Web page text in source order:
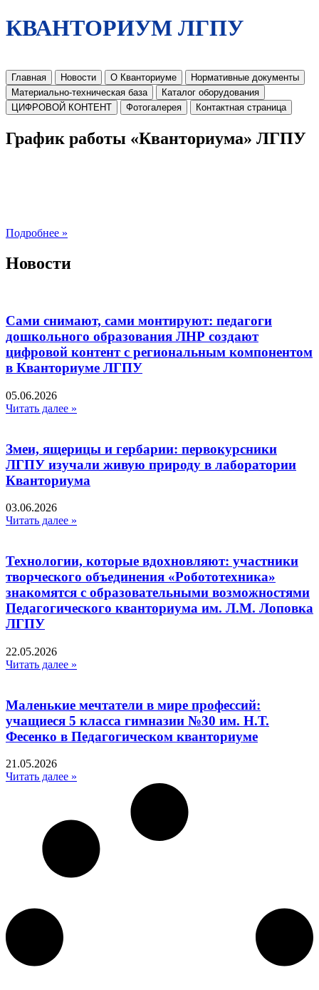
КВАНТОРИУМ ЛГПУ
Главная Новости О Кванториуме
Нормативные документы
Материально-техническая база
Каталог оборудования
ЦИФРОВОЙ КОНТЕНТ
Фотогалерея Контактная страница
График работы «Кванториума» ЛГПУ
Подробнее »
Новости
Сами снимают, сами монтируют: педагоги
дошкольного образования ЛНР создают
цифровой контент с региональным компонентом
в Кванториуме ЛГПУ​
05.06.2026
Читать далее »
Змеи, ящерицы и гербарии: первокурсники
ЛГПУ изучали живую природу в лаборатории
Кванториума
03.06.2026
Читать далее »
Технологии, которые вдохновляют: участники
творческого объединения «Робототехника»
знакомятся с образовательными возможностями
Педагогического кванториума им. Л.М. Лоповка
ЛГПУ
22.05.2026
Читать далее »
Маленькие мечтатели в мире профессий:
учащиеся 5 класса гимназии №30 им. Н.Т.
Фесенко в Педагогическом кванториуме
21.05.2026
Читать далее »